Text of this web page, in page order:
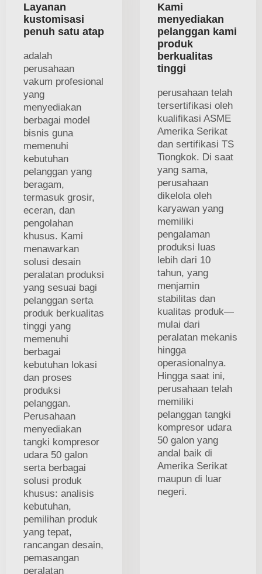
Layanan
kustomisasi
penuh satu atap
adalah
perusahaan
vakum profesional
yang
menyediakan
berbagai model
bisnis guna
memenuhi
kebutuhan
pelanggan yang
beragam,
termasuk grosir,
eceran, dan
pengolahan
khusus. Kami
menawarkan
solusi desain
peralatan produksi
yang sesuai bagi
pelanggan serta
produk berkualitas
tinggi yang
memenuhi
berbagai
kebutuhan lokasi
dan proses
produksi
pelanggan.
Perusahaan
menyediakan
tangki kompresor
udara 50 galon
serta berbagai
solusi produk
khusus: analisis
kebutuhan,
pemilihan produk
yang tepat,
rancangan desain,
pemasangan
peralatan
Kami
menyediakan
pelanggan kami
produk
berkualitas
tinggi
perusahaan telah
tersertifikasi oleh
kualifikasi ASME
Amerika Serikat
dan sertifikasi TS
Tiongkok. Di saat
yang sama,
perusahaan
dikelola oleh
karyawan yang
memiliki
pengalaman
produksi luas
lebih dari 10
tahun, yang
menjamin
stabilitas dan
kualitas produk—
mulai dari
peralatan mekanis
hingga
operasionalnya.
Hingga saat ini,
perusahaan telah
memiliki
pelanggan tangki
kompresor udara
50 galon yang
andal baik di
Amerika Serikat
maupun di luar
negeri.